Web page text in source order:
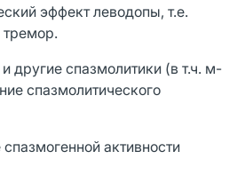
эффект леводопы, т.е.
тремор.
другие спазмолитики (в т.ч. м-
спазмолитического
активности